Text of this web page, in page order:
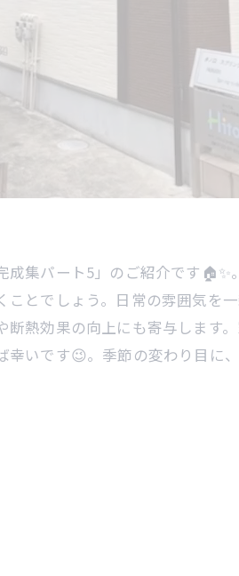
成集パート5」のご紹介です
ことでしょう。日常の雰囲気を
熱効果の向上にも寄与します
幸いです😉。季節の変わり目に